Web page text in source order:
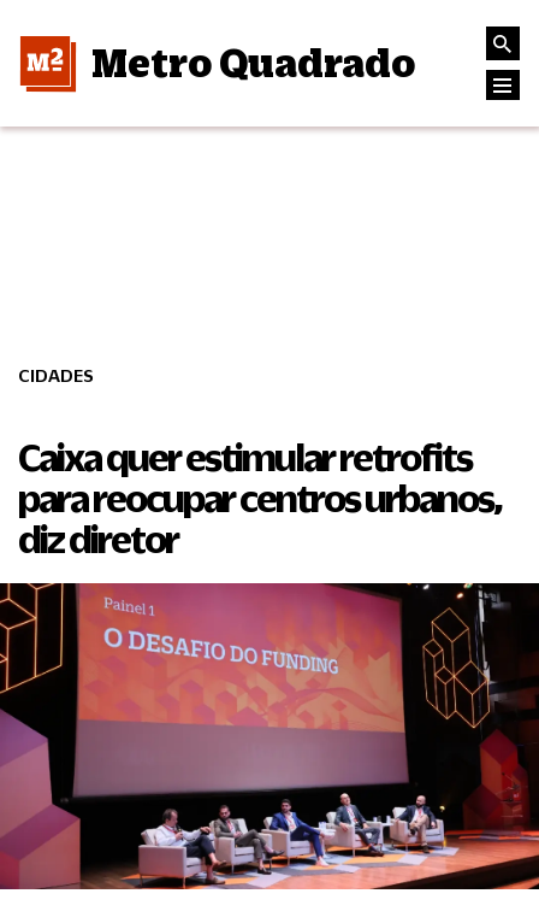
Metro Quadrado
CIDADES
Caixa quer estimular retrofits
para reocupar centros urbanos,
diz diretor